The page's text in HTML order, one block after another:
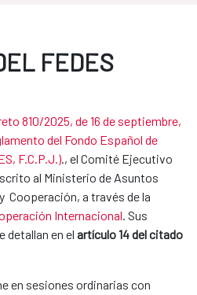
FEDES
810/2025, de 16 de septiembre,
del Fondo Español de
F.C.P.J.)., el Comité Ejecutivo
al Ministerio de Asuntos
Cooperación, a través de la
Internacional. Sus
detallan en el artículo 14 del citado
en sesiones ordinarias con